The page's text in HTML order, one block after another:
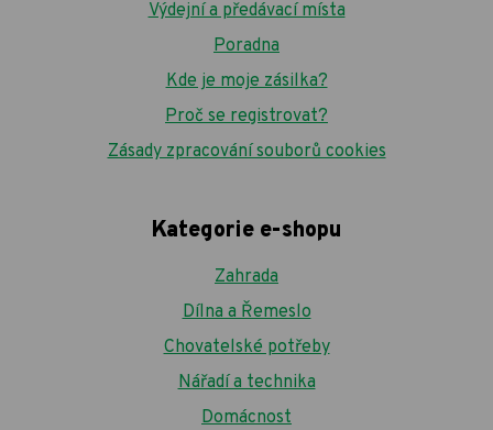
Výdejní a předávací místa
Poradna
Kde je moje zásilka?
Proč se registrovat?
Zásady zpracování souborů cookies
Kategorie e-shopu
Zahrada
Dílna a Řemeslo
Chovatelské potřeby
Nářadí a technika
Domácnost